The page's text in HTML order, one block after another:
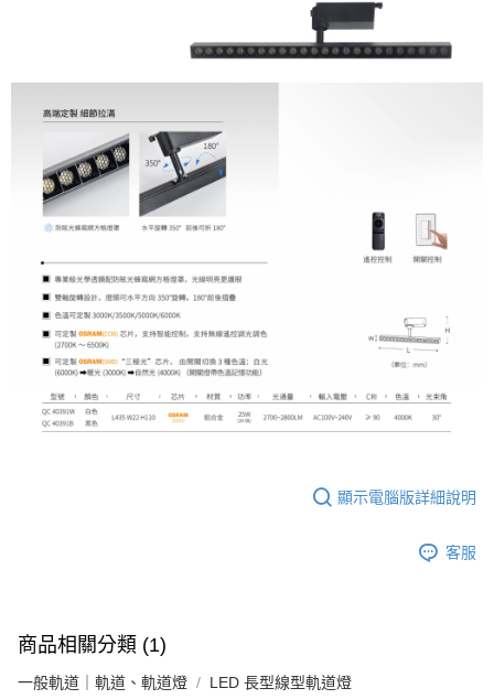
顯示電腦版詳細說明
客服
商品相關分類 (1)
一般軌道｜軌道、軌道燈 LED 長型線型軌道燈